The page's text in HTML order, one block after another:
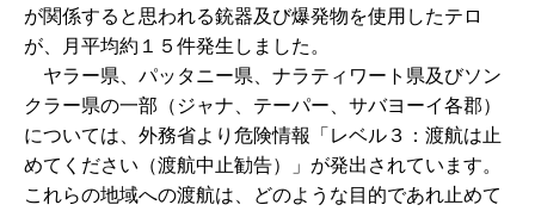
が関係すると思われる銃器及び爆発物を使用したテロ
が、月平均約１５件発生しました。
ヤラー県、パッタニー県、ナラティワート県及びソン
クラー県の一部（ジャナ、テーパー、サバヨーイ各郡）
については、外務省より危険情報「レベル３：渡航は止
めてください（渡航中止勧告）」が発出されています。
これらの地域への渡航は、どのような目的であれ止めて